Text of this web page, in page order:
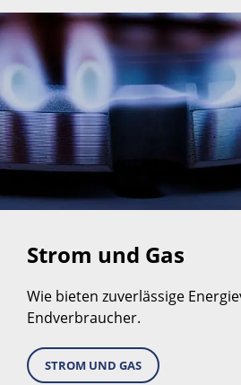
Strom und Gas
Wie bieten zuverlässige
Endverbraucher.
STROM UND GAS